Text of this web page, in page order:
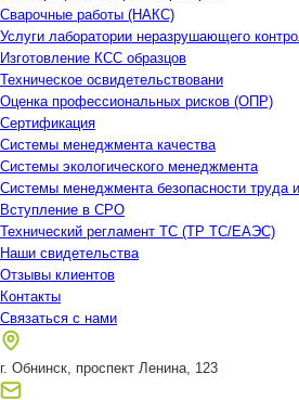
Сварочные работы (НАКС)
Услуги лаборатории неразрушающего
Изготовление КСС образцов
Техническое освидетельствовани
Оценка профессиональных рисков (ОПР)
Сертификация
Системы менеджмента качества
Системы экологического менеджмента
Системы менеджмента безопасности труда
Вступление в СРО
Технический регламент ТС (ТР ТС/ЕАЭС)
Наши свидетельства
Отзывы клиентов
Контакты
Связаться с нами
г. Обнинск, проспект Ленина, 123